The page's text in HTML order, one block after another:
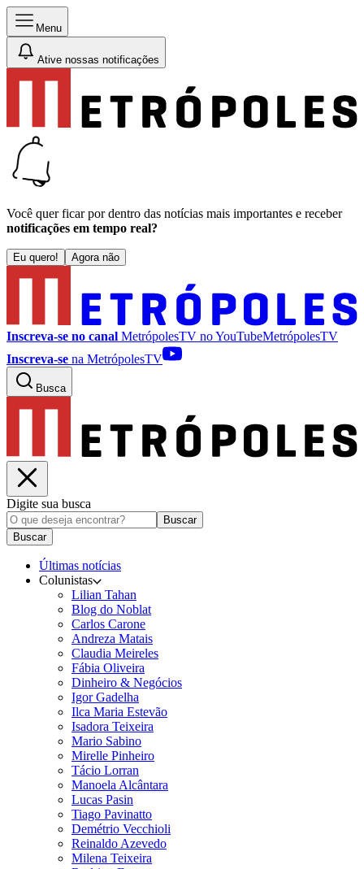
Menu
Ative nossas notificações
Você quer ficar por dentro das notícias mais importantes e receber
notificações em tempo real?
Eu quero! Agora não
Inscreva-se no canal MetrópolesTV noYouTubeMetrópolesTV
Inscreva-se na MetrópolesTV
Busca
Digite sua busca
Buscar
Buscar
Últimas notícias
Colunistas
Lilian Tahan
Blog do Noblat
Carlos Carone
Andreza Matais
Claudia Meireles
Fábia Oliveira
Dinheiro & Negócios
Igor Gadelha
Ilca Maria Estevão
Isadora Teixeira
Mario Sabino
Mirelle Pinheiro
Tácio Lorran
Manoela Alcântara
Lucas Pasin
Tiago Pavinatto
Demétrio Vecchioli
Reinaldo Azevedo
Milena Teixeira